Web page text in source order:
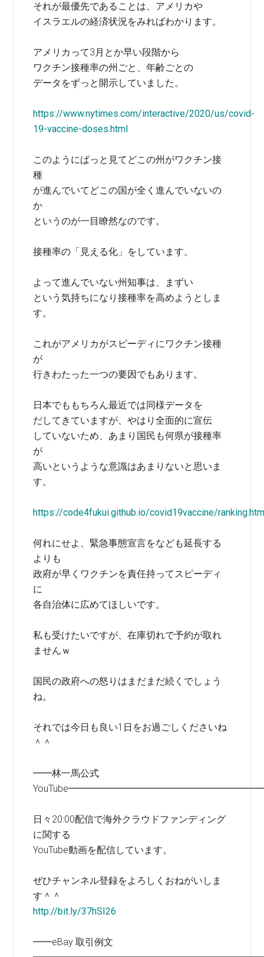
それが最優先であることは、アメリカや
イスラエルの経済状況をみればわかります。
アメリカって3月とか早い段階から
ワクチン接種率の州ごと、年齢ごとの
データをずっと開示していました。
https://www.nytimes.com/interactive/2020/us/covid-
19-vaccine-doses.html
このようにぱっと見てどこの州がワクチン接
種
が進んでいてどこの国が全く進んでいないの
か
というのが一目瞭然なのです。
接種率の「見える化」をしています。
よって進んでいない州知事は、まずい
という気持ちになり接種率を高めようとしま
す。
これがアメリカがスピーディにワクチン接種
が
行きわたった一つの要因でもあります。
日本でももちろん最近では同様データを
だしてきていますが、やはり全面的に宣伝
していないため、あまり国民も何県が接種率
が
高いというような意識はあまりないと思いま
す。
https://code4fukui.github.io/covid19vaccine/
何れにせよ、緊急事態宣言をなども延長する
よりも
政府が早くワクチンを責任持ってスピーディ
に
各自治体に広めてほしいです。
私も受けたいですが、在庫切れで予約が取れ
ませんｗ
国民の政府への怒りはまだまだ続くでしょう
ね。
それでは今日も良い1日をお過ごしくださいね
＾＾
━━林一馬公式
日々20:00配信で海外クラウドファンディング
に関する
YouTube動画を配信しています。
ぜひチャンネル登録をよろしくおねがいしま
す＾＾
http://bit.ly/37hSI26
━━eBay 取引例文